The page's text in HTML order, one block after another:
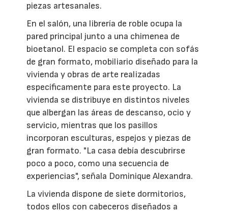
piezas artesanales.
En el salón, una librería de roble ocupa la
pared principal junto a una chimenea de
bioetanol. El espacio se completa con sofás
de gran formato, mobiliario diseñado para la
vivienda y obras de arte realizadas
específicamente para este proyecto. La
vivienda se distribuye en distintos niveles
que albergan las áreas de descanso, ocio y
servicio, mientras que los pasillos
incorporan esculturas, espejos y piezas de
gran formato. "La casa debía descubrirse
poco a poco, como una secuencia de
experiencias", señala Dominique Alexandra.
La vivienda dispone de siete dormitorios,
todos ellos con cabeceros diseñados a